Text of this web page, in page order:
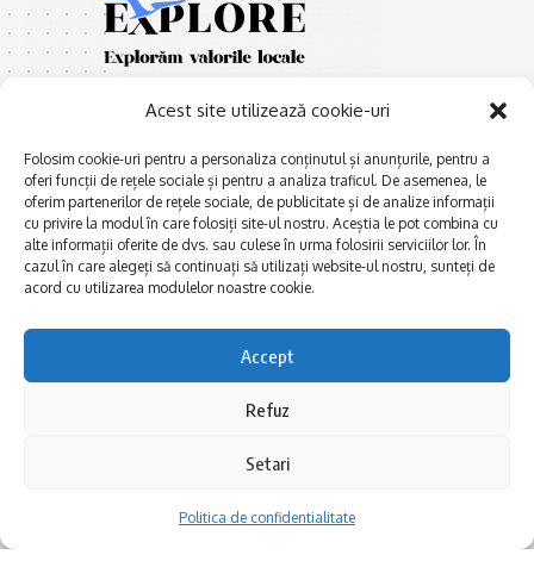
Acest site utilizează cookie-uri
Folosim cookie-uri pentru a personaliza conținutul și anunțurile, pentru a
oferi funcții de rețele sociale și pentru a analiza traficul. De asemenea, le
oferim partenerilor de rețele sociale, de publicitate și de analize informații
cu privire la modul în care folosiți site-ul nostru. Aceștia le pot combina cu
alte informații oferite de dvs. sau culese în urma folosirii serviciilor lor. În
cazul în care alegeți să continuați să utilizați website-ul nostru, sunteți de
acord cu utilizarea modulelor noastre cookie.
Accept
Refuz
Setari
Politica de confidentialitate
E xplorăm Dobrogea,
Explorăm valorile locale:
Deltă, Litoral, cele mai mari
biserici și mănăstiri, cele mai
FRUMOASE POVEȘTI.
Afaceri și meșteșuguri
Actualitate